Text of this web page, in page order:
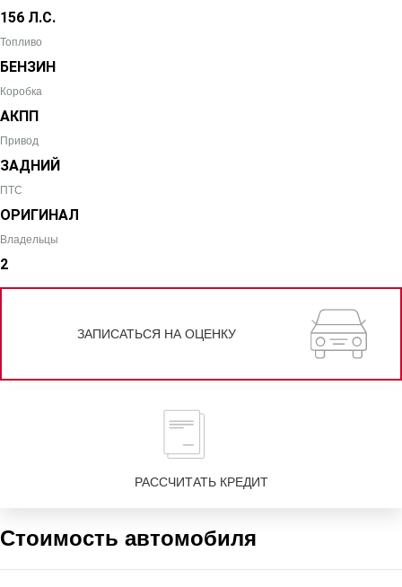
156 Л.С.
Топливо
БЕНЗИН
Коробка
АКПП
Привод
ЗАДНИЙ
ПТС
ОРИГИНАЛ
Владельцы
2
ЗАПИСАТЬСЯ НА ОЦЕНКУ
РАССЧИТАТЬ КРЕДИТ
Стоимость автомобиля